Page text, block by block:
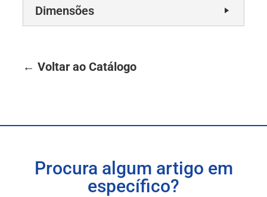
Dimensões
← Voltar ao Catálogo
Procura algum artigo em
específico?